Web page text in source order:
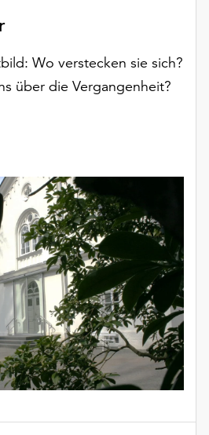
Wo verstecken sie sich?
über die Vergangenheit?